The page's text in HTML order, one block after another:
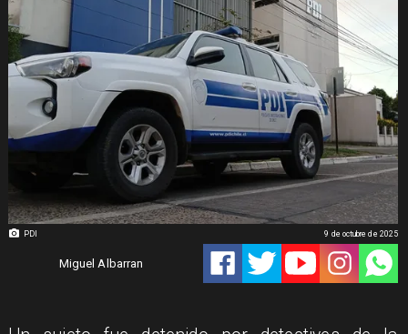
PDI
Miguel Albarran
9 de octubre de 2025